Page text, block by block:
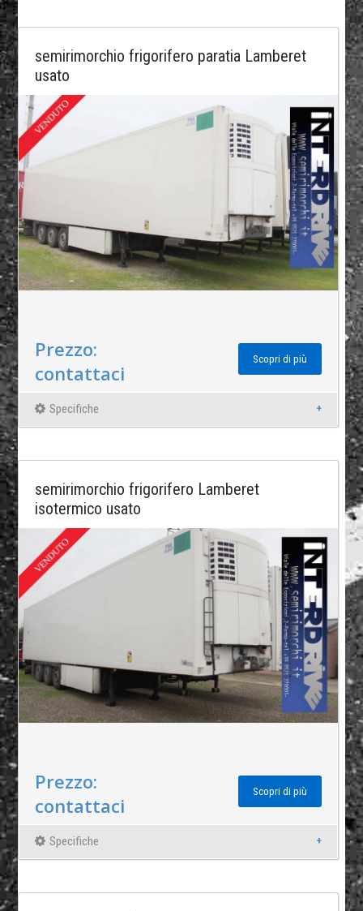
semirimorchio frigorifero paratia Lamberet
usato
Prezzo:
contattaci
Scopri di più
Specifiche
semirimorchio frigorifero Lamberet
isotermico usato
Prezzo:
contattaci
Scopri di più
Specifiche